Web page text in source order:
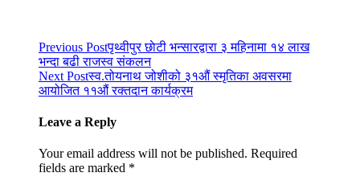
Previous Postपृथ्वीपुर छाेटी भन्सारद्वारा ३ महिनामा १४ लाख
भन्दा बढी राजस्व संकलन
Next Postस्व.तोयनाथ जोशीको ३१औं स्मृतिका अवसरमा
आयोजित ११औं रक्तदान कार्यक्रम
Leave a Reply
Your email address will not be published. Required
fields are marked *